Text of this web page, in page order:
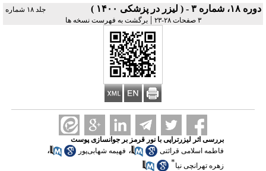
دوره ۱۸، شماره ۳ - ( لیزر در پزشکی ۱۴۰۰ )
جلد ۱۸ شماره
۳ صفحات ۲۸-۲۳
|برگشت به فهرست نسخه ها
بررسی اثر لیزرتراپی با نور قرمز بر جوانسازی پوست
فاطمه اسلامی قرائتی
، فهیمه شهابی‌پور ،
زهره تهرانچی نیا*